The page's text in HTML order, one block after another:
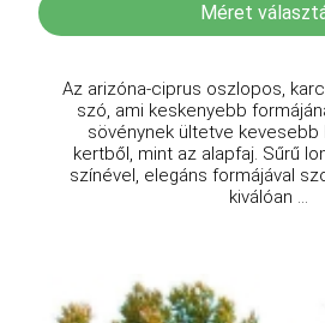
Méret
Az arizóna-ciprus oszlopos,
szó, ami keskenyebb
sövénynek ültetve kevesebb
kertből, mint az alapfaj. Sűrű
színével, elegáns formájával
kiválóan ...